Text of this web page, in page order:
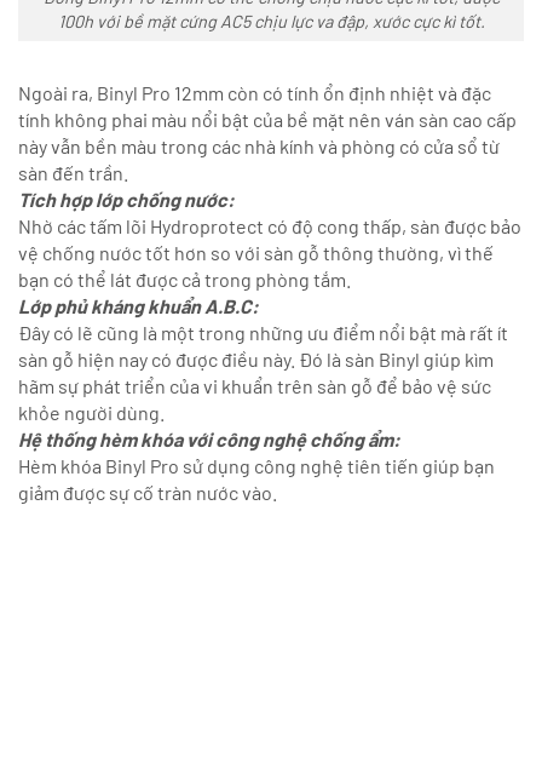
100h với bề mặt cứng AC5 chịu lực va đập, xước cực kì tốt.
Ngoài ra, Binyl Pro 12mm còn có tính ổn định nhiệt và đặc
tính không phai màu nổi bật của bề mặt nên ván sàn cao cấp
này vẫn bền màu trong các nhà kính và phòng có cửa sổ từ
sàn đến trần.
Tích hợp lớp chống nước:
Nhờ các tấm lõi Hydroprotect có độ cong thấp, sàn được bảo
vệ chống nước tốt hơn so với sàn gỗ thông thường, vì thế
bạn có thể lát được cả trong phòng tắm.
Lớp phủ kháng khuẩn A.B.C:
Đây có lẽ cũng là một trong những ưu điểm nổi bật mà rất ít
sàn gỗ hiện nay có được điều này. Đó là sàn Binyl giúp kìm
hãm sự phát triển của vi khuẩn trên sàn gỗ để bảo vệ sức
khỏe người dùng.
Hệ thống hèm khóa với công nghệ chống ẩm:
Hèm khóa Binyl Pro sử dụng công nghệ tiên tiến giúp bạn
giảm được sự cố tràn nước vào.